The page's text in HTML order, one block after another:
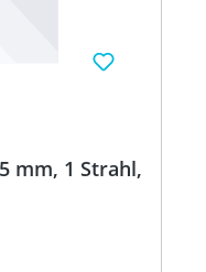
mm, 1 Strahl,